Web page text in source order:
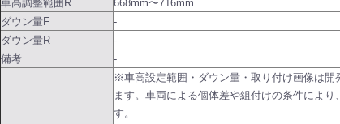
車高調整範囲R
668mm〜716mm
ダウン量F
-
ダウン量R
-
備考
-
※車高設定範囲・ダウン量・取り付け画像は開
ます。車両による個体差や組付けの条件により
す。